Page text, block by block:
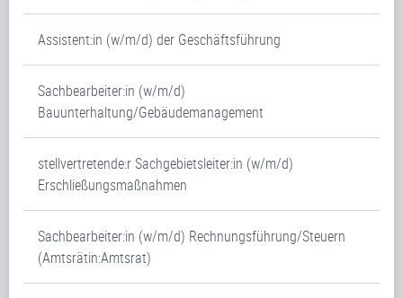
Assistent:in (w/m/d) der Geschäftsführung
Sachbearbeiter:in (w/m/d)
Bauunterhaltung/Gebäudemanagement
stellvertretende:r Sachgebietsleiter:in (w/m/d)
Erschließungsmaßnahmen
Sachbearbeiter:in (w/m/d) Rechnungsführung/Steuern
(Amtsrätin:Amtsrat)